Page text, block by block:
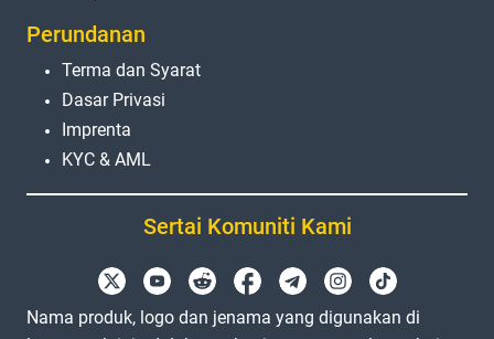
Perundanan
Terma dan Syarat
Dasar Privasi
Imprenta
KYC & AML
Sertai Komuniti Kami
Nama produk, logo dan jenama yang digunakan di